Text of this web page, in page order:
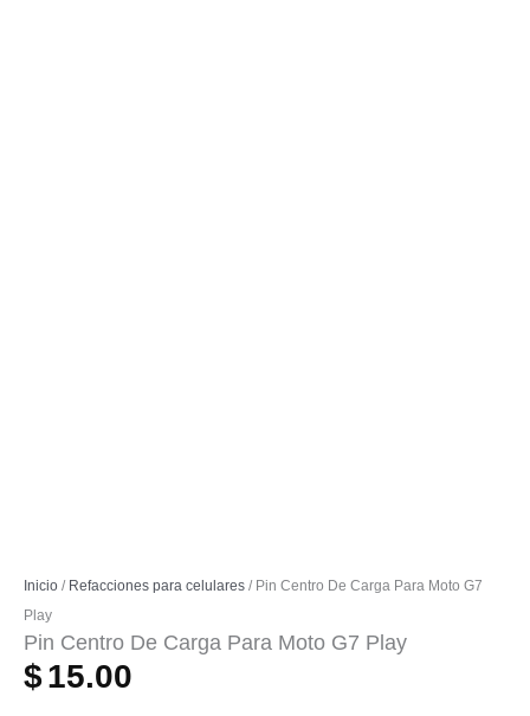
Inicio / Refacciones para celulares / Pin Centro De Carga Para Moto G7
Play
Pin Centro De Carga Para Moto G7 Play
$15.00